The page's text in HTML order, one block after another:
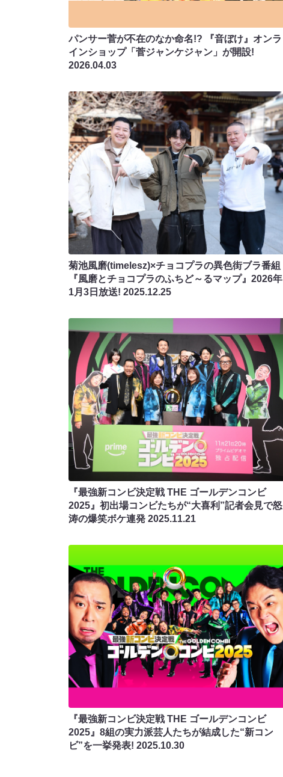
パンサー菅が不在のなか命名!? 『音ぼけ』オンラ
インショップ「菅ジャンケジャン」が開設!
2026.04.03
菊池風磨(timelesz)×チョコプラの異色街ブラ番組
『風磨とチョコプラのふちど～るマップ』2026年
1月3日放送! 2025.12.25
『最強新コンビ決定戦 THE ゴールデンコンビ
2025』初出場コンビたちが“大喜利”記者会見で怒
涛の爆笑ボケ連発 2025.11.21
『最強新コンビ決定戦 THE ゴールデンコンビ
2025』8組の実力派芸人たちが結成した“新コン
ビ”を一挙発表! 2025.10.30